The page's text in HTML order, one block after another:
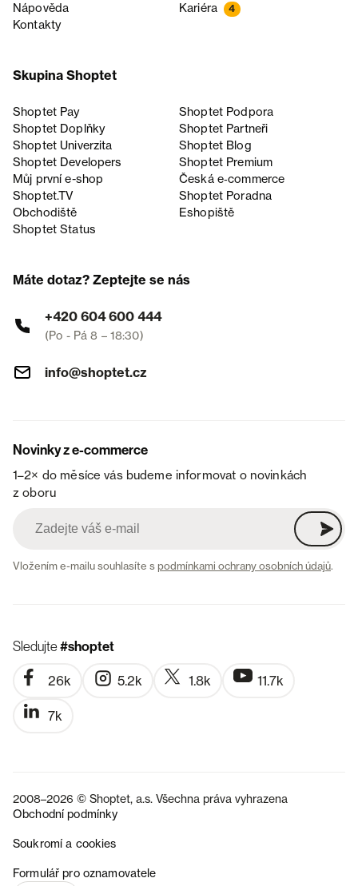
Nápověda
Kariéra 4
Kontakty
Skupina Shoptet
Shoptet Pay
Shoptet Podpora
Shoptet Doplňky
Shoptet Partneři
Shoptet Univerzita
Shoptet Blog
Shoptet Developers
Shoptet Premium
Můj první e-shop
Česká e‑commerce
Shoptet.TV
Shoptet Poradna
Obchodiště
Eshopiště
Shoptet Status
Máte dotaz? Zeptejte se nás
+420 604 600 444
(Po - Pá 8 – 18:30)
info@shoptet.cz
Novinky z e-commerce
1–2× do měsíce vás budeme informovat o novinkách
z oboru
Vložením e-mailu souhlasíte spodmínkami ochrany osobních údajů.
Sledujte#shoptet
26k 5.2k 1.8k 11.7k
7k
2008–2026 © Shoptet, a.s. Všechna práva vyhrazena
Obchodní podmínky
Soukromí a cookies
Formulář pro oznamovatele